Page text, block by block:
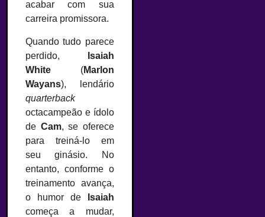
acabar com sua
carreira promissora.
Quando tudo parece
perdido,
Isaiah
White (Marlon
Wayans), lendário
quarterback
octacampeão e ídolo
de Cam, se oferece
para treiná-lo em
seu ginásio. No
entanto, conforme o
treinamento avança,
o humor de
Isaiah
começa a mudar,